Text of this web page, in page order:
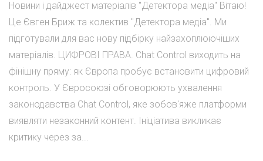
Новини і дайджест матеріалів "Детектора медіа" Вітаю!
Це Євген Бриж та колектив "Детектора медіа". Ми
підготували для вас нову підбірку найзахоплюючіших
матеріалів. ЦИФРОВІ ПРАВА. Chat Control виходить на
фінішну пряму: як Європа пробує встановити цифровий
контроль. У Євросоюзі обговорюють ухвалення
законодавства Chat Control, яке зобов'яже платформи
виявляти незаконний контент. Ініціатива викликає
критику через за...